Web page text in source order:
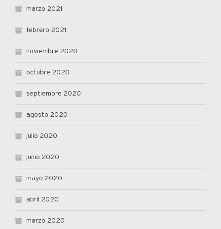
marzo 2021
febrero 2021
noviembre 2020
octubre 2020
septiembre 2020
agosto 2020
julio 2020
junio 2020
mayo 2020
abril 2020
marzo 2020